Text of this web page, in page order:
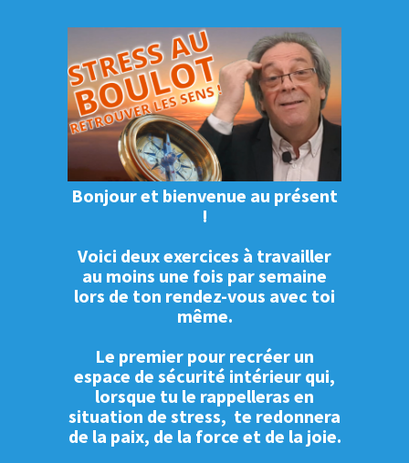
Bonjour et bienvenue au présent
!
Voici deux exercices à travailler
au moins une fois par semaine
lors de ton rendez-vous avec toi
même.
Le premier pour recréer un
espace de sécurité intérieur qui,
lorsque tu le rappelleras en
situation de stress, te redonnera
de la paix, de la force et de la joie.